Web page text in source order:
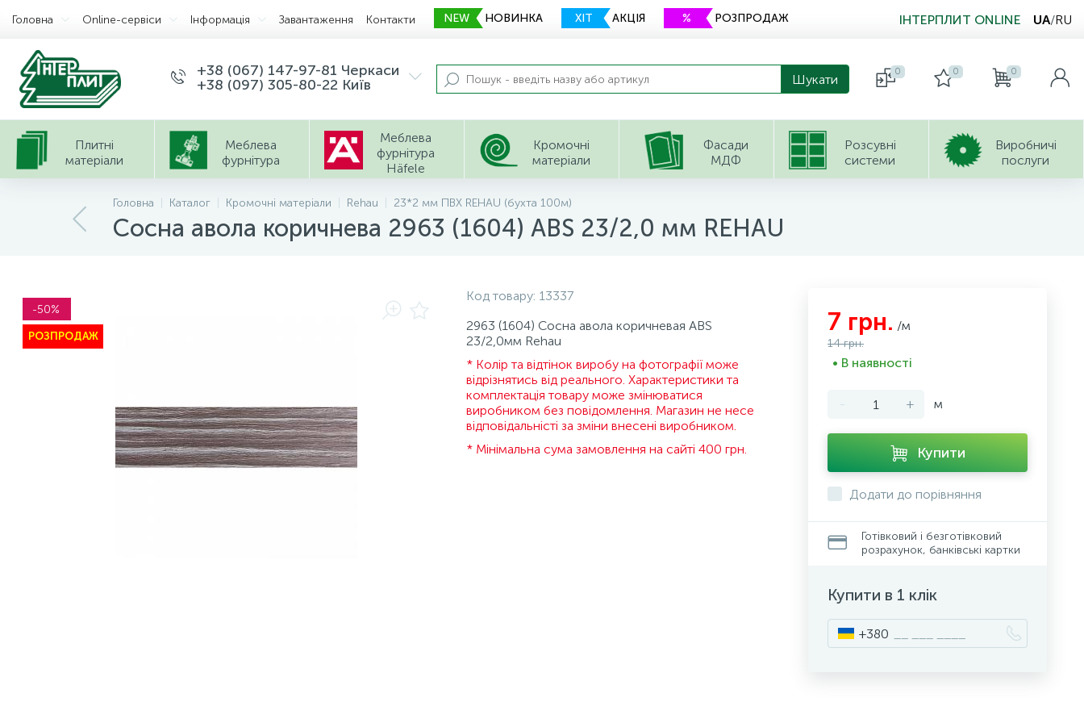
Головна Оnline-сервіси Інформація Завантаження Контакти NEW НОВИНКА ХІТ АКЦІЯ % РОЗПРОДАЖ ІНТЕРПЛИТ ONLINE UA/RU
+38 (067) 147-97-81 Черкаси
+38 (097) 305-80-22 Київ
0 0 0
Плитні
матеріали
Меблева
фурнітура
Меблева
фурнітура
Häfele
Кромочні
матеріали
Фасади
МДФ
Розсувні
системи
Виробничі
послуги
Головна Каталог Кромочні матеріали Rehau 23*2 мм ПВХ REHAU (бухта 100м)
Сосна авола коричнева 2963 (1604) ABS 23/2,0 мм REHAU
-50%
РОЗПРОДАЖ
Код товару: 13337
2963 (1604) Сосна авола коричневая ABS
23/2,0мм Rehau
* Колір та відтінок виробу на фотографії може
відрізнятись від реального. Характеристики та
комплектація товару може змінюватися
виробником без повідомлення. Магазин не несе
відповідальністі за зміни внесені виробником.
* Мінімальна сума замовлення на сайті 400 грн.
7 грн. /м
14 грн.
• В наявності
- + м
Купити
Додати до порівняння
Готівковий і безготівковий
розрахунок, банківські картки
Купити в 1 клік
+380